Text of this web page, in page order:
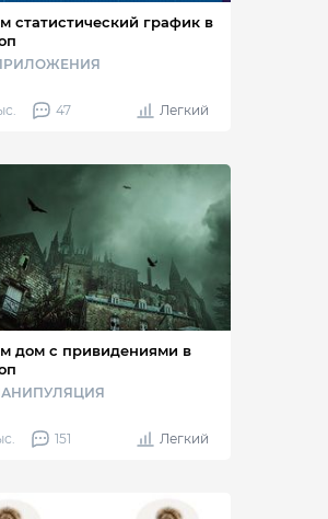
статистический график в
47 Легкий
дом с привидениями в
151 Легкий